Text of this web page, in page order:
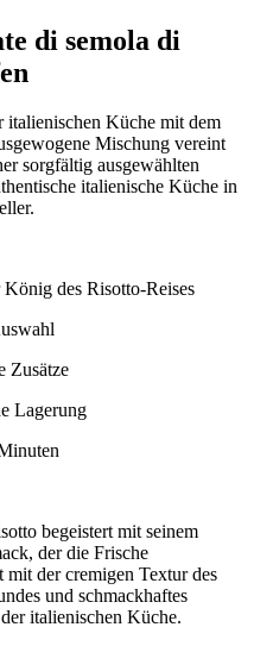
di semola di
italienischen Küche mit dem
Mischung vereint
sorgfältig ausgewählten
italienische Küche in
des Risotto-Reises
Zusätze
Lagerung
begeistert mit seinem
der die Frische
mit der cremigen Textur des
und schmackhaftes
italienischen Küche.